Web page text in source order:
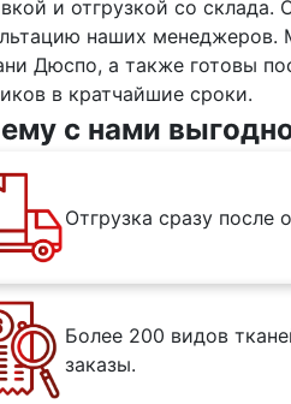
и отгрузкой со склада.
наших
Дюспо, а также готовы
в кратчайшие сроки.
с нами
Отгрузка сразу после
Более 200 видов
заказы.